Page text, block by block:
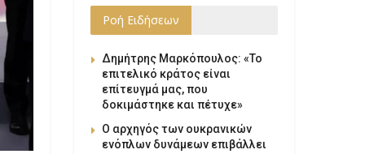
Ροή Ειδήσεων
Δημήτρης Μαρκόπουλος: «Το
επιτελικό κράτος είναι
επίτευγμά μας, που
δοκιμάστηκε και πέτυχε»
Ο αρχηγός των ουκρανικών
ενόπλων δυνάμεων επιβάλλει